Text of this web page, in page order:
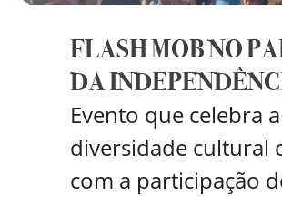
FLASH MOB NO
DA
Evento que celebra a
diversidade cultural
com a participação